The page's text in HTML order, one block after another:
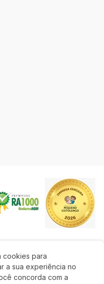
cookies para
a sua experiência no
concorda com a